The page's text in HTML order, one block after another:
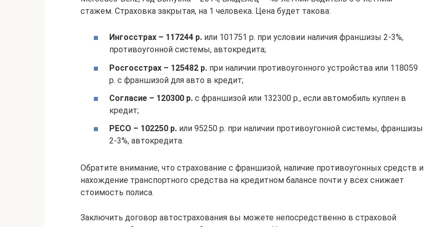
стажем. Страховка закрытая, на 1 человека. Цена будет такова:
Ингосстрах – 117244 р. или 101751 р. при условии наличия франшизы 2-3%,
противоугонной системы, автокредита;
Росгосстрах – 125482 р. при наличии противоугонного устройства или 118059
р. с франшизой для авто в кредит;
Согласие – 120300 р. с франшизой или 132300 р., если автомобиль куплен в
кредит;
РЕСО – 102250 р. или 95250 р. при наличии противоугонной системы, франшизы
2-3%, автокредита.
Обратите внимание, что страхование с франшизой, наличие противоугонных средств и
нахождение транспортного средства на кредитном балансе почти у всех снижает
стоимость полиса.
Заключить договор автострахования вы можете непосредственно в страховой